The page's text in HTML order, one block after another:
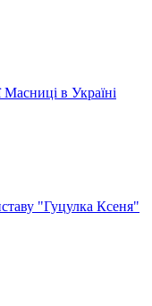
в Україні
"Гуцулка Ксеня"